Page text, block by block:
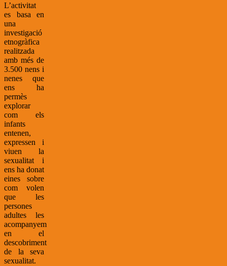
L’activitat
es basa en
una
investigació
etnogràfica
realitzada
amb més de
3.500 nens i
nenes que
ens ha
permès
explorar
com els
infants
entenen,
expressen i
viuen la
sexualitat i
ens ha donat
eines sobre
com volen
que les
persones
adultes les
acompanyem
en el
descobriment
de la seva
sexualitat.